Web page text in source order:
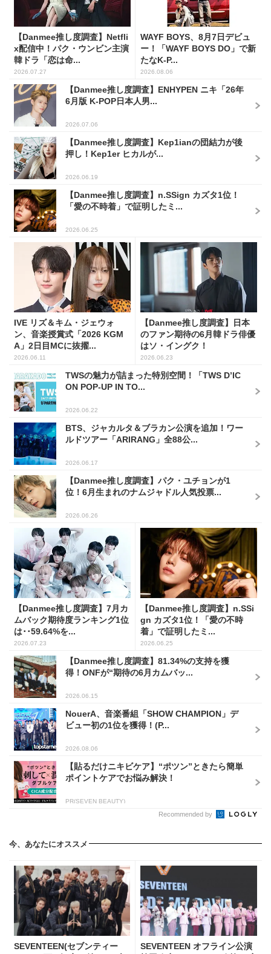
【Danmee推し度調査】Netfli
x配信中！パク・ウンビン主演
韓ドラ「恋は命...
2026.07.27
WAYF BOYS、8月7日デビュ
ー！「WAYF BOYS DO」で新
たなK-P...
2026.08.06
【Danmee推し度調査】ENHYPEN ニキ「26年
6月版 K-POP日本人男...
2026.07.06
【Danmee推し度調査】Kep1ianの団結力が後
押し！Kep1er ヒカルが...
2026.06.19
【Danmee推し度調査】n.SSign カズタ1位！
「愛の不時着」で証明したミ...
2026.06.25
IVE リズ＆キム・ジェウォ
ン、音楽授賞式「2026 KGM
A」2日目MCに抜擢...
2026.06.11
【Danmee推し度調査】日本
のファン期待の6月韓ドラ俳優
はソ・イングク！
2026.06.23
TWSの魅力が詰まった特別空間！「TWS D’IC
ON POP-UP IN TO...
2026.06.22
BTS、ジャカルタ＆ブラカン公演を追加！ワー
ルドツアー「ARIRANG」全88公...
2026.06.17
【Danmee推し度調査】パク・ユチョンが1
位！6月生まれのナムジャドル人気投票...
2026.06.26
【Danmee推し度調査】7月カ
ムバック期待度ランキング1位
は･･59.64%を...
2026.07.23
【Danmee推し度調査】n.SSi
gn カズタ1位！「愛の不時
着」で証明したミ...
2026.06.25
【Danmee推し度調査】81.34%の支持を獲
得！ONFが“期待の6月カムバッ...
2026.06.15
NouerA、音楽番組「SHOW CHAMPION」デ
ビュー初の1位を獲得！(P...
2026.08.06
【貼るだけニキビケア】“ポツン”ときたら簡単
ポイントケアでお悩み解決！
PR(SEVEN BEAUTY)
Recommended by
今、あなたにオススメ
SEVENTEEN(セブンティー
SEVENTEEN オフライン公演